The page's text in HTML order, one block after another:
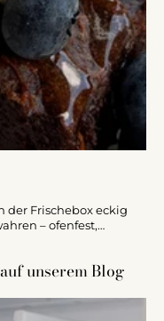
der Frischebox eckig
– ofenfest,
unserem Blog